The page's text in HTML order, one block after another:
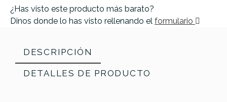
¿Has visto este producto más barato?
Dinos donde lo has visto rellenando el formulario
DESCRIPCIÓN
DETALLES DE PRODUCTO